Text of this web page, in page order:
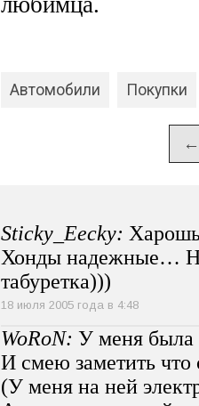
Автомобили Покупки
←
Sticky_Eecky:
Хонды надежные…
табуретка)))
18 июля 2005 года в 4:48
WoRoN: У меня была
И смею заметить что
(У меня на ней